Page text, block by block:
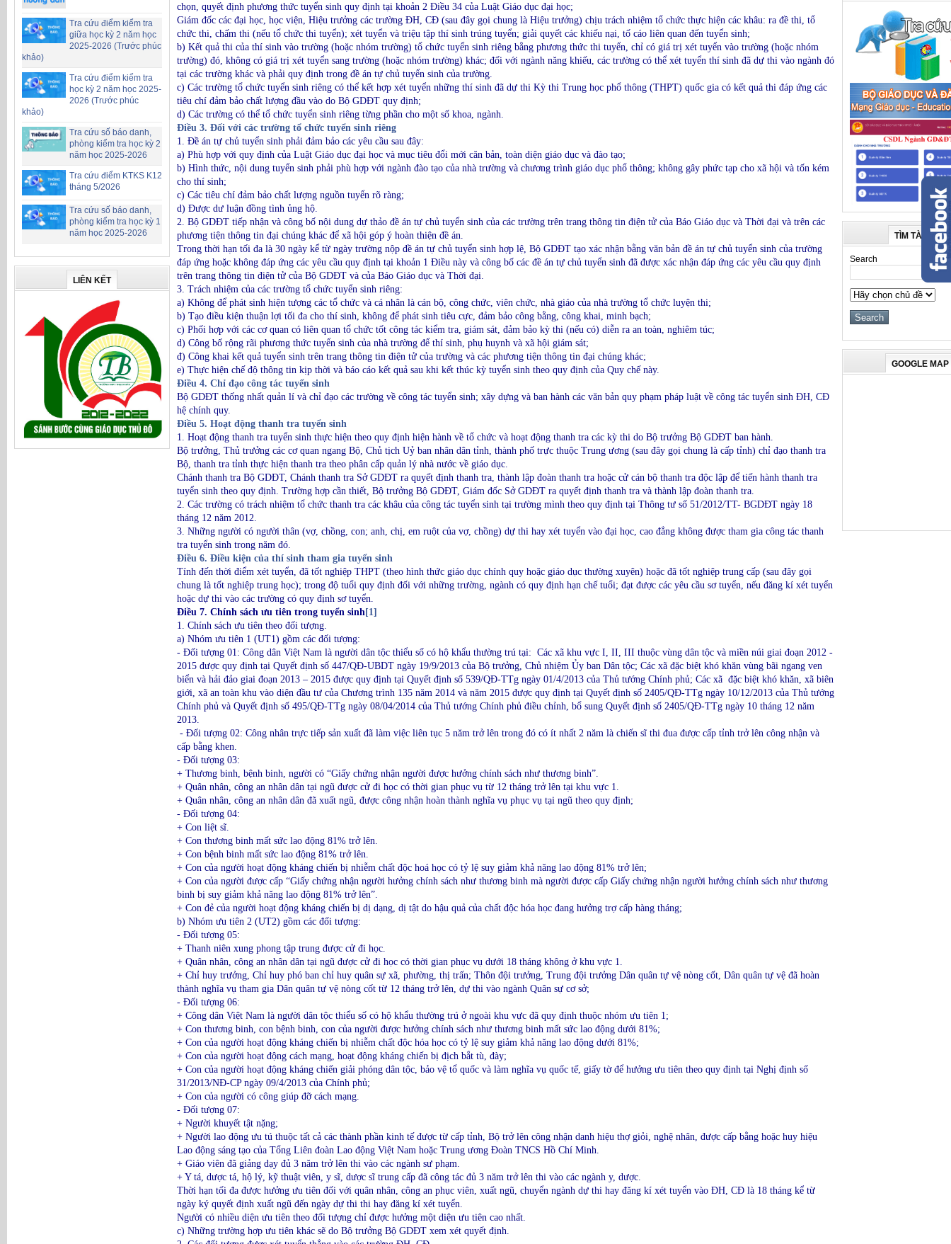
Tra cứu điểm kiểm tra
giữa học kỳ 2 năm học
2025-2026 (Trước phúc
khảo)
Tra cứu điểm kiểm tra
học kỳ 2 năm học 2025-
2026 (Trước phúc
khảo)
Tra cứu số báo danh,
phòng kiểm tra học kỳ 2
năm học 2025-2026
Tra cứu điểm KTKS K12
tháng 5/2026
Tra cứu số báo danh,
phòng kiểm tra học kỳ 1
năm học 2025-2026
LIÊN KẾT
chọn, quyết định phương thức tuyển sinh quy định tại khoản 2 Điều 34 của Luật Giáo dục đại học;
Giám đốc các đại học, học viện, Hiệu trưởng các trường ĐH, CĐ (sau đây gọi chung là Hiệu trưởng) chịu trách nhiệm tổ chức thực hiện các khâu: ra đề thi, tổ
chức thi, chấm thi (nếu tổ chức thi tuyển); xét tuyển và triệu tập thí sinh trúng tuyển; giải quyết các khiếu nại, tố cáo liên quan đến tuyển sinh;
b) Kết quả thi của thí sinh vào trường (hoặc nhóm trường) tổ chức tuyển sinh riêng bằng phương thức thi tuyển, chỉ có giá trị xét tuyển vào trường (hoặc nhóm
trường) đó, không có giá trị xét tuyển sang trường (hoặc nhóm trường) khác; đối với ngành năng khiếu, các trường có thể xét tuyển thí sinh đã dự thi vào ngành đó
tại các trường khác và phải quy định trong đề án tự chủ tuyển sinh của trường.
c) Các trường tổ chức tuyển sinh riêng có thể kết hợp xét tuyển những thí sinh đã dự thi Kỳ thi Trung học phổ thông (THPT) quốc gia có kết quả thi đáp ứng các
tiêu chí đảm bảo chất lượng đầu vào do Bộ GDĐT quy định;
d) Các trường có thể tổ chức tuyển sinh riêng từng phần cho một số khoa, ngành.
Điều 3. Đối với các trường tổ chức tuyển sinh riêng
1. Đề án tự chủ tuyển sinh phải đảm bảo các yêu cầu sau đây:
a) Phù hợp với quy định của Luật Giáo dục đại học và mục tiêu đổi mới căn bản, toàn diện giáo dục và đào tạo;
b) Hình thức, nội dung tuyển sinh phải phù hợp với ngành đào tạo của nhà trường và chương trình giáo dục phổ thông; không gây phức tạp cho xã hội và tốn kém
cho thí sinh;
c) Các tiêu chí đảm bảo chất lượng nguồn tuyển rõ ràng;
d) Được dư luận đồng tình ủng hộ.
2. Bộ GDĐT tiếp nhận và công bố nội dung dự thảo đề án tự chủ tuyển sinh của các trường trên trang thông tin điện tử của Báo Giáo dục và Thời đại và trên các
phương tiện thông tin đại chúng khác để xã hội góp ý hoàn thiện đề án.
Trong thời hạn tối đa là 30 ngày kể từ ngày trường nộp đề án tự chủ tuyển sinh hợp lệ, Bộ GDĐT tạo xác nhận bằng văn bản đề án tự chủ tuyển sinh của trường
đáp ứng hoặc không đáp ứng các yêu cầu quy định tại khoản 1 Điều này và công bố các đề án tự chủ tuyển sinh đã được xác nhận đáp ứng các yêu cầu quy định
trên trang thông tin điện tử của Bộ GDĐT và của Báo Giáo dục và Thời đại.
3. Trách nhiệm của các trường tổ chức tuyển sinh riêng:
a) Không để phát sinh hiện tượng các tổ chức và cá nhân là cán bộ, công chức, viên chức, nhà giáo của nhà trường tổ chức luyện thi;
b) Tạo điều kiện thuận lợi tối đa cho thí sinh, không để phát sinh tiêu cực, đảm bảo công bằng, công khai, minh bạch;
c) Phối hợp với các cơ quan có liên quan tổ chức tốt công tác kiểm tra, giám sát, đảm bảo kỳ thi (nếu có) diễn ra an toàn, nghiêm túc;
d) Công bố rộng rãi phương thức tuyển sinh của nhà trường để thí sinh, phụ huynh và xã hội giám sát;
đ) Công khai kết quả tuyển sinh trên trang thông tin điện tử của trường và các phương tiện thông tin đại chúng khác;
e) Thực hiện chế độ thông tin kịp thời và báo cáo kết quả sau khi kết thúc kỳ tuyển sinh theo quy định của Quy chế này.
Điều 4. Chỉ đạo công tác tuyển sinh
Bộ GDĐT thống nhất quản lí và chỉ đạo các trường về công tác tuyển sinh; xây dựng và ban hành các văn bản quy phạm pháp luật về công tác tuyển sinh ĐH, CĐ
hệ chính quy.
Điều 5. Hoạt động thanh tra tuyển sinh
1. Hoạt động thanh tra tuyển sinh thực hiện theo quy định hiện hành về tổ chức và hoạt động thanh tra các kỳ thi do Bộ trưởng Bộ GDĐT ban hành.
Bộ trưởng, Thủ trưởng các cơ quan ngang Bộ, Chủ tịch Uỷ ban nhân dân tỉnh, thành phố trực thuộc Trung ương (sau đây gọi chung là cấp tỉnh) chỉ đạo thanh tra
Bộ, thanh tra tỉnh thực hiện thanh tra theo phân cấp quản lý nhà nước về giáo dục.
Chánh thanh tra Bộ GDĐT, Chánh thanh tra Sở GDĐT ra quyết định thanh tra, thành lập đoàn thanh tra hoặc cử cán bộ thanh tra độc lập để tiến hành thanh tra
tuyển sinh theo quy định. Trường hợp cần thiết, Bộ trưởng Bộ GDĐT, Giám đốc Sở GDĐT ra quyết định thanh tra và thành lập đoàn thanh tra.
2. Các trường có trách nhiệm tổ chức thanh tra các khâu của công tác tuyển sinh tại trường mình theo quy định tại Thông tư số 51/2012/TT- BGDĐT ngày 18
tháng 12 năm 2012.
3. Những người có người thân (vợ, chồng, con; anh, chị, em ruột của vợ, chồng) dự thi hay xét tuyển vào đại học, cao đẳng không được tham gia công tác thanh
tra tuyển sinh trong năm đó.
Điều 6. Điều kiện của thí sinh tham gia tuyển sinh
Tính đến thời điểm xét tuyển, đã tốt nghiệp THPT (theo hình thức giáo dục chính quy hoặc giáo dục thường xuyên) hoặc đã tốt nghiệp trung cấp (sau đây gọi
chung là tốt nghiệp trung học); trong độ tuổi quy định đối với những trường, ngành có quy định hạn chế tuổi; đạt được các yêu cầu sơ tuyển, nếu đăng kí xét tuyển
hoặc dự thi vào các trường có quy định sơ tuyển.
Điều 7. Chính sách ưu tiên trong tuyển sinh [1]
1. Chính sách ưu tiên theo đối tượng.
a) Nhóm ưu tiên 1 (UT1) gồm các đối tượng:
- Đối tượng 01: Công dân Việt Nam là người dân tộc thiểu số có hộ khẩu thường trú tại: Các xã khu vực I, II, III thuộc vùng dân tộc và miền núi giai đoạn 2012 -
2015 được quy định tại Quyết định số 447/QĐ-UBDT ngày 19/9/2013 của Bộ trưởng, Chủ nhiệm Ủy ban Dân tộc; Các xã đặc biệt khó khăn vùng bãi ngang ven
biển và hải đảo giai đoạn 2013 – 2015 được quy định tại Quyết định số 539/QĐ-TTg ngày 01/4/2013 của Thủ tướng Chính phủ; Các xã đặc biệt khó khăn, xã biên
giới, xã an toàn khu vào diện đầu tư của Chương trình 135 năm 2014 và năm 2015 được quy định tại Quyết định số 2405/QĐ-TTg ngày 10/12/2013 của Thủ tướng
Chính phủ và Quyết định số 495/QĐ-TTg ngày 08/04/2014 của Thủ tướng Chính phủ điều chỉnh, bổ sung Quyết định số 2405/QĐ-TTg ngày 10 tháng 12 năm
2013.
- Đối tượng 02: Công nhân trực tiếp sản xuất đã làm việc liên tục 5 năm trở lên trong đó có ít nhất 2 năm là chiến sĩ thi đua được cấp tỉnh trở lên công nhận và
cấp bằng khen.
- Đối tượng 03:
+ Thương binh, bệnh binh, người có “Giấy chứng nhận người được hưởng chính sách như thương binh”.
+ Quân nhân, công an nhân dân tại ngũ được cử đi học có thời gian phục vụ từ 12 tháng trở lên tại khu vực 1.
+ Quân nhân, công an nhân dân đã xuất ngũ, được công nhận hoàn thành nghĩa vụ phục vụ tại ngũ theo quy định;
- Đối tượng 04:
+ Con liệt sĩ.
+ Con thương binh mất sức lao động 81% trở lên.
+ Con bệnh binh mất sức lao động 81% trở lên.
+ Con của người hoạt động kháng chiến bị nhiễm chất độc hoá học có tỷ lệ suy giảm khả năng lao động 81% trở lên;
+ Con của người được cấp “Giấy chứng nhận người hưởng chính sách như thương binh mà người được cấp Giấy chứng nhận người hưởng chính sách như thương
binh bị suy giảm khả năng lao động 81% trở lên”.
+ Con đẻ của người hoạt động kháng chiến bị dị dạng, dị tật do hậu quả của chất độc hóa học đang hưởng trợ cấp hàng tháng;
b) Nhóm ưu tiên 2 (UT2) gồm các đối tượng:
- Đối tượng 05:
+ Thanh niên xung phong tập trung được cử đi học.
+ Quân nhân, công an nhân dân tại ngũ được cử đi học có thời gian phục vụ dưới 18 tháng không ở khu vực 1.
+ Chỉ huy trưởng, Chỉ huy phó ban chỉ huy quân sự xã, phường, thị trấn; Thôn đội trưởng, Trung đội trưởng Dân quân tự vệ nòng cốt, Dân quân tự vệ đã hoàn
thành nghĩa vụ tham gia Dân quân tự vệ nòng cốt từ 12 tháng trở lên, dự thi vào ngành Quân sự cơ sở;
- Đối tượng 06:
+ Công dân Việt Nam là người dân tộc thiểu số có hộ khẩu thường trú ở ngoài khu vực đã quy định thuộc nhóm ưu tiên 1;
+ Con thương binh, con bệnh binh, con của người được hưởng chính sách như thương binh mất sức lao động dưới 81%;
+ Con của người hoạt động kháng chiến bị nhiễm chất độc hóa học có tỷ lệ suy giảm khả năng lao động dưới 81%;
+ Con của người hoạt động cách mạng, hoạt động kháng chiến bị địch bắt tù, đày;
+ Con của người hoạt động kháng chiến giải phóng dân tộc, bảo vệ tổ quốc và làm nghĩa vụ quốc tế, giấy tờ để hưởng ưu tiên theo quy định tại Nghị định số
31/2013/NĐ-CP ngày 09/4/2013 của Chính phủ;
+ Con của người có công giúp đỡ cách mạng.
- Đối tượng 07:
+ Người khuyết tật nặng;
+ Người lao động ưu tú thuộc tất cả các thành phần kinh tế được từ cấp tỉnh, Bộ trở lên công nhận danh hiệu thợ giỏi, nghệ nhân, được cấp bằng hoặc huy hiệu
Lao động sáng tạo của Tổng Liên đoàn Lao động Việt Nam hoặc Trung ương Đoàn TNCS Hồ Chí Minh.
+ Giáo viên đã giảng dạy đủ 3 năm trở lên thi vào các ngành sư phạm.
+ Y tá, dược tá, hộ lý, kỹ thuật viên, y sĩ, dược sĩ trung cấp đã công tác đủ 3 năm trở lên thi vào các ngành y, dược.
Thời hạn tối đa được hưởng ưu tiên đối với quân nhân, công an phục viên, xuất ngũ, chuyển ngành dự thi hay đăng kí xét tuyển vào ĐH, CĐ là 18 tháng kể từ
ngày ký quyết định xuất ngũ đến ngày dự thi thi hay đăng kí xét tuyển.
Người có nhiều diện ưu tiên theo đối tượng chỉ được hưởng một diện ưu tiên cao nhất.
c) Những trường hợp ưu tiên khác sẽ do Bộ trưởng Bộ GDĐT xem xét quyết định.
TÌM TÀI LIỆU
Search
GOOGLE MAP